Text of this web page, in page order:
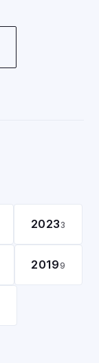
20233
20199